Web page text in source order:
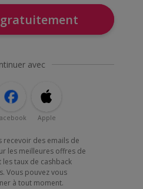
avec
Apple
recevoir des emails de
les meilleures offres de
les taux de cashback
Vous pouvez vous
à tout moment.